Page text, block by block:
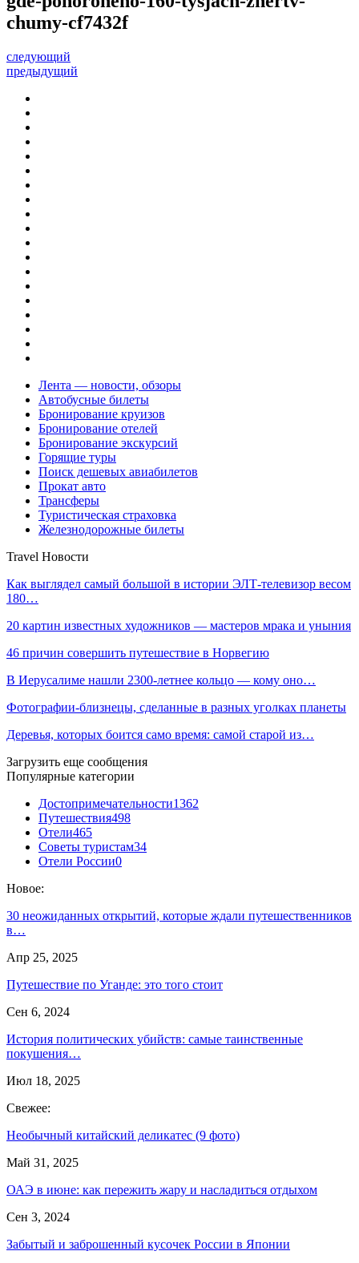
chumy-cf7432f
следующий
предыдущий
Лента — новости, обзоры
Автобусные билеты
Бронирование круизов
Бронирование отелей
Бронирование экскурсий
Горящие туры
Поиск дешевых авиабилетов
Прокат авто
Трансферы
Туристическая страховка
Железнодорожные билеты
Travel Новости
Как выглядел самый большой в истории ЭЛТ-телевизор весом
180…
20 картин известных художников — мастеров мрака и уныния
46 причин совершить путешествие в Норвегию
В Иерусалиме нашли 2300-летнее кольцо — кому оно…
Фотографии-близнецы, сделанные в разных уголках планеты
Деревья, которых боится само время: самой старой из…
Загрузить еще сообщения
Популярные категории
Достопримечательности1362
Путешествия498
Отели465
Советы туристам34
Отели России0
Новое:
30 неожиданных открытий, которые ждали путешественников
в…
Апр 25, 2025
Путешествие по Уганде: это того стоит
Сен 6, 2024
История политических убийств: самые таинственные
покушения…
Июл 18, 2025
Свежее:
Необычный китайский деликатес (9 фото)
Май 31, 2025
ОАЭ в июне: как пережить жару и насладиться отдыхом
Сен 3, 2024
Забытый и заброшенный кусочек России в Японии